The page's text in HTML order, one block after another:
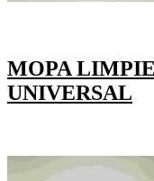
MOPA
UNIVERSAL